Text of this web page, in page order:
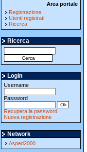
Area portale
Registrazione
Utenti registrati
Ricerca
Ricerca
Login
Username
Password
Recupera la password
Nuova registrazione
Network
Asped2000